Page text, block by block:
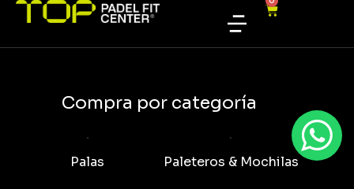
Compra por categoría
Palas Paleteros & Mochilas